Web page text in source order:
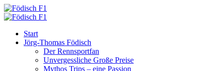
Start
Jörg-Thomas Födisch
Der Rennsportfan
Unvergessliche Große Preise
Mythos Trips – eine Passion